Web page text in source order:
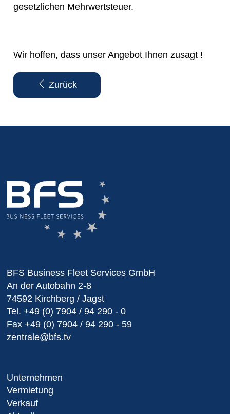
gesetzlichen Mehrwertsteuer.
Wir hoffen, dass unser Angebot Ihnen zusagt !
Zurück
BFS Business Fleet Services GmbH
An der Autobahn 2-8
74592 Kirchberg / Jagst
Tel. +49 (0) 7904 / 94 290 - 0
Fax +49 (0) 7904 / 94 290 - 59
zentrale@bfs.tv
Unternehmen
Vermietung
Verkauf